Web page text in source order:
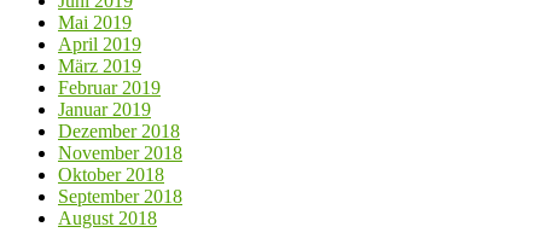
Mai 2019
April 2019
März 2019
Februar 2019
Januar 2019
Dezember 2018
November 2018
Oktober 2018
September 2018
August 2018